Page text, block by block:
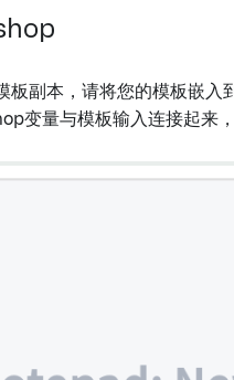
板副本，请将您的模板嵌入
变量与模板输入连接起来